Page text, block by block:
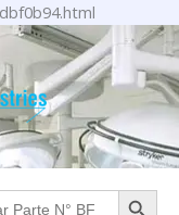
al
contenido
BOTÓN DE